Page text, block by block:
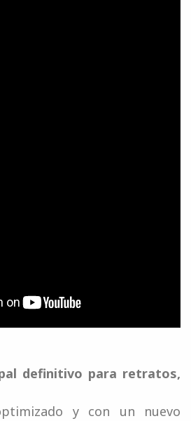
definitivo para retratos,
y con un nuevo